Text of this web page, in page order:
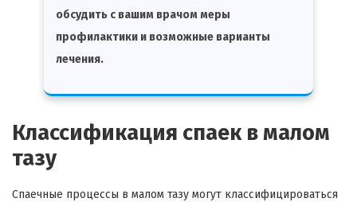
обсудить с вашим врачом меры
профилактики и возможные варианты
лечения.
Классификация спаек в малом
тазу
Спаечные процессы в малом тазу могут классифицироваться